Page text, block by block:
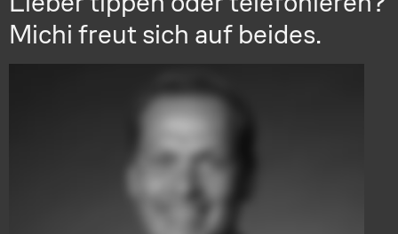
Michi freut sich auf beides.